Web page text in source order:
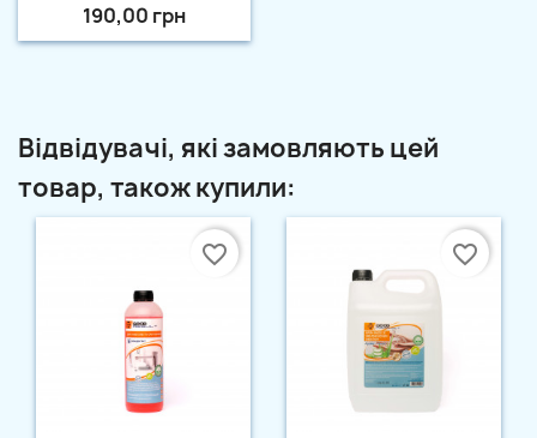
190,00 грн
Відвідувачі, які замовляють цей
товар, також купили:
favorite_border favorite_border